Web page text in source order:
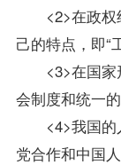
<2>在政权
己的特点，即“
<3>在国家
会制度和统一
<4>我国的
党合作和中国